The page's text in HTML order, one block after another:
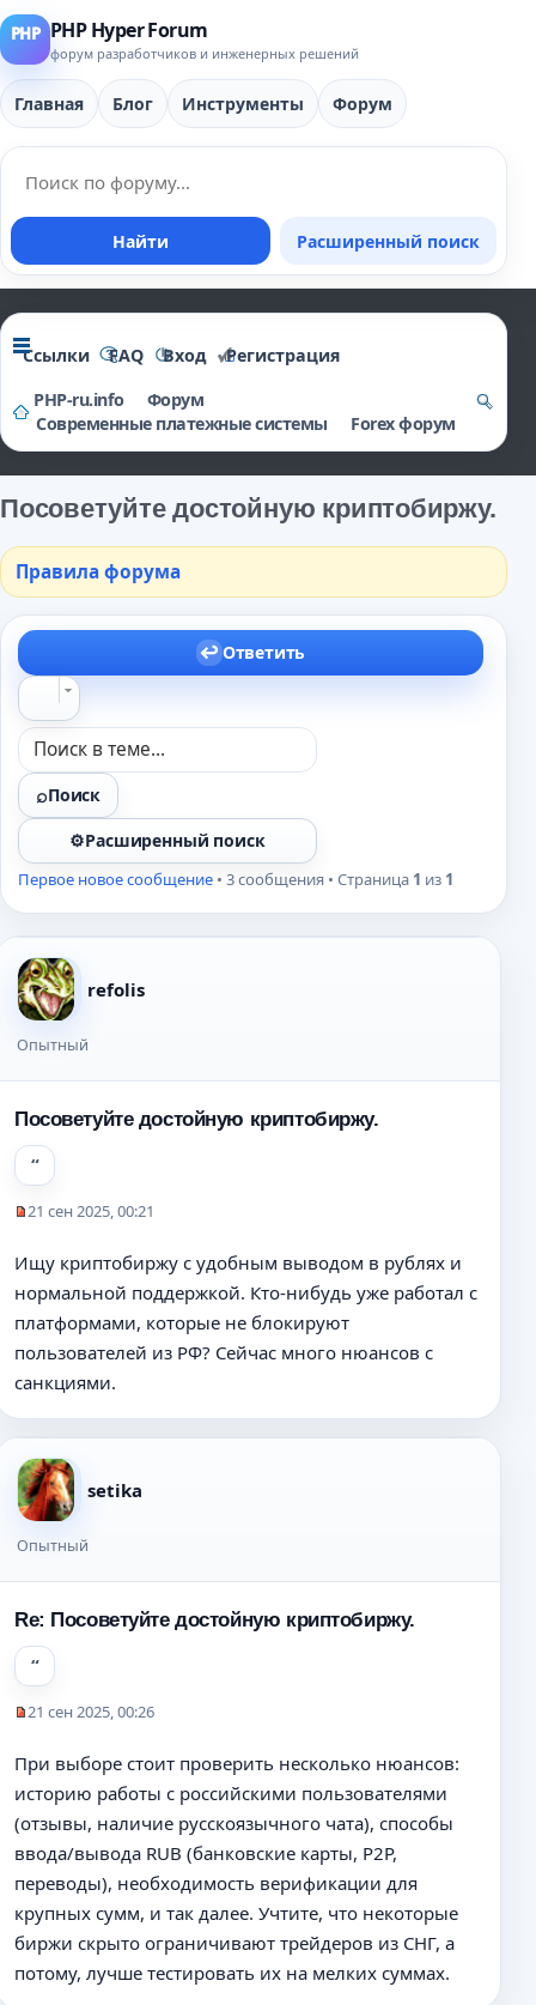
PHP Hyper Forum
форум разработчиков и инженерных решений
Главная Блог Инструменты Форум
Найти Расширенный поиск
Ссылки FAQ Вход
Регистрация
PHP-ru.info
Форум
Современные платежные системы
Forex форум
о
и
ск
Посоветуйте достойную криптобиржу.
Правила форума
Ответить
Поиск
Расширенный поиск
Первое новое сообщение • 3 сообщения • Страница 1 из 1
refolis
Опытный
Посоветуйте достойную криптобиржу.
п
р
о
и
т
н
о
е
с
о
щ
н
и
е
21 сен 2025, 00:21
Ищу криптобиржу с удобным выводом в рублях и
нормальной поддержкой. Кто-нибудь уже работал с
платформами, которые не блокируют
пользователей из РФ? Сейчас много нюансов с
санкциями.
setika
Опытный
Re: Посоветуйте достойную криптобиржу.
п
р
о
и
т
а
н
о
21 сен 2025, 00:26
При выборе стоит проверить несколько нюансов:
историю работы с российскими пользователями
(отзывы, наличие русскоязычного чата), способы
ввода/вывода RUB (банковские карты, P2P,
переводы), необходимость верификации для
крупных сумм, и так далее. Учтите, что некоторые
биржи скрыто ограничивают трейдеров из СНГ, а
потому, лучше тестировать их на мелких суммах.